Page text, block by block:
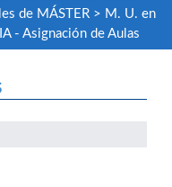
de MÁSTER> M. U. en
- Asignación de Aulas